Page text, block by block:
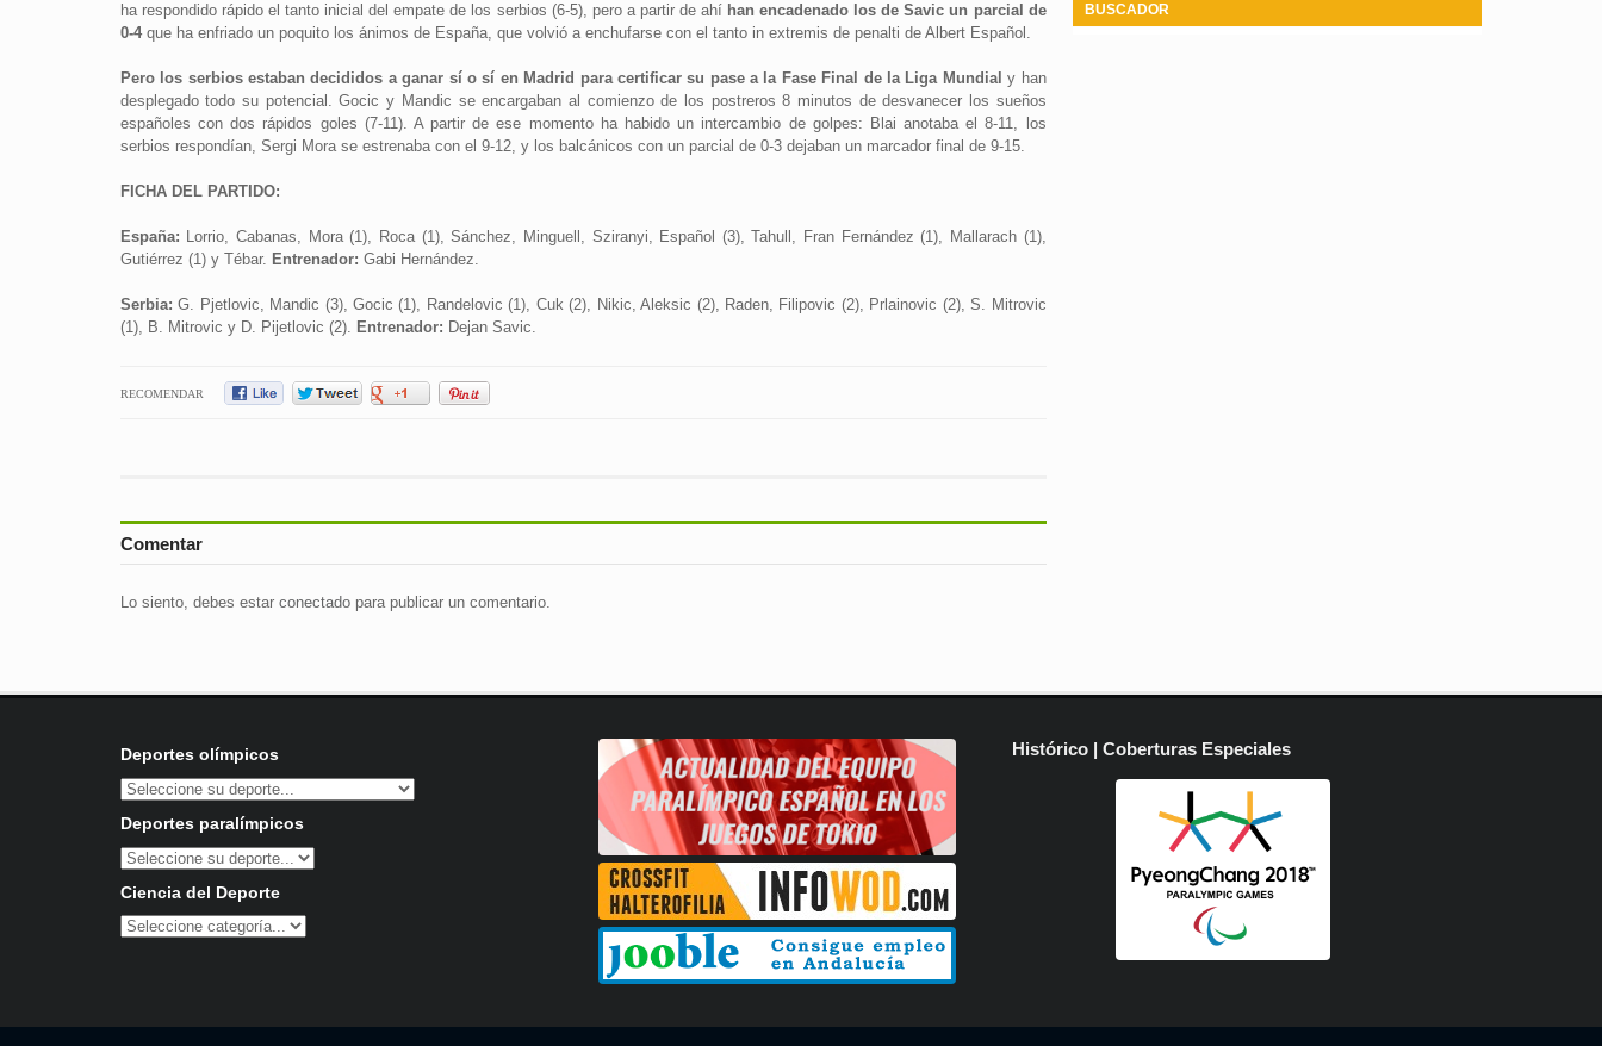
ha respondido rápido el tanto inicial del empate de los serbios (6-5), pero a partir de ahí han encadenado los de Savic un parcial de
0-4que ha enfriado un poquito los ánimos de España, que volvió a enchufarse con el tanto in extremis de penalti de Albert Español.
Pero los serbios estaban decididos a ganar sí o sí en Madrid para certificar su pase a la Fase Final de la Liga Mundial y han
desplegado todo su potencial. Gocic y Mandic se encargaban al comienzo de los postreros 8 minutos de desvanecer los sueños
españoles con dos rápidos goles (7-11). A partir de ese momento ha habido un intercambio de golpes: Blai anotaba el 8-11, los
serbios respondían, Sergi Mora se estrenaba con el 9-12, y los balcánicos con un parcial de 0-3 dejaban un marcador final de 9-15.
FICHA DEL PARTIDO:
España: Lorrio, Cabanas, Mora (1), Roca (1), Sánchez, Minguell, Sziranyi, Español (3), Tahull, Fran Fernández (1), Mallarach (1),
Gutiérrez (1) y Tébar. Entrenador: Gabi Hernández.
Serbia: G. Pjetlovic, Mandic (3), Gocic (1), Randelovic (1), Cuk (2), Nikic, Aleksic (2), Raden, Filipovic (2), Prlainovic (2), S. Mitrovic
(1), B. Mitrovic y D. Pijetlovic (2). Entrenador: Dejan Savic.
RECOMENDAR
Comentar
Lo siento, debes estar conectadopara publicar un comentario.
BUSCADOR
Deportes olímpicos
Deportes paralímpicos
Ciencia del Deporte
Histórico | Coberturas Especiales